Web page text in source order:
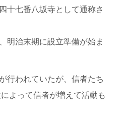
十七番八坂寺として通称さ
明治末期に設立準備が始ま
行われていたが、信者たち
よって信者が増えて活動も